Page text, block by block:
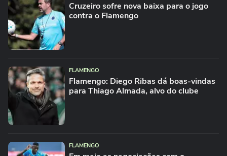
Cruzeiro sofre nova baixa para o jogo
contra o Flamengo
FLAMENGO
Flamengo: Diego Ribas dá boas-vindas
para Thiago Almada, alvo do clube
FLAMENGO